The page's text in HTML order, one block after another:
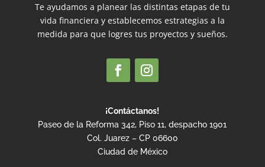
Te ayudamos a planear las distintas etapas de tu
vida financiera y establecemos estrategias a la
medida para que logres tus proyectos y sueños.
¡Contáctanos!
Paseo de la Reforma 342, Piso 11, despacho 1901
Col. Juarez – CP 06600
Ciudad de México